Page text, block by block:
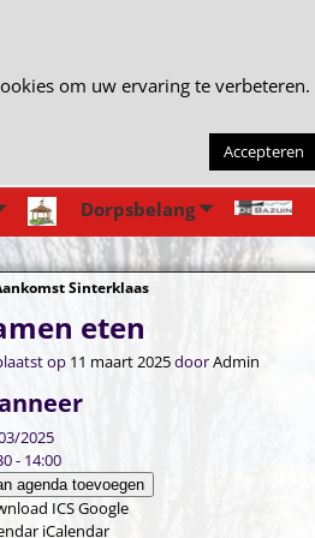
Dorpsbelang
Sinterklaas
eten
op 11 maart 2025doorAdmin
2025
- 14:00
agenda toevoegen
ICSGoogle
iCalendar
om uw ervaring te
Accepteren